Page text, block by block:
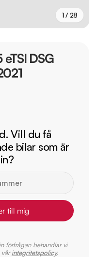
1 / 28
DSG
Vill du få
bilar som är
till mig
förfrågan behandlar vi
vårintegritetspolicy.